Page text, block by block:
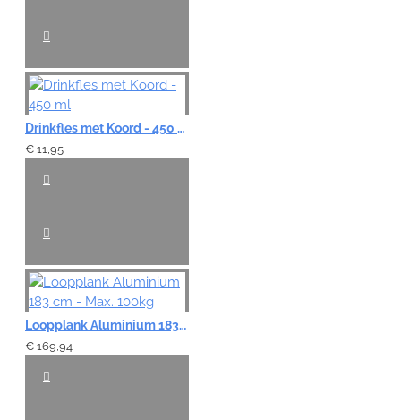
Drinkfles met Koord - 450 ml
€ 11,95
Loopplank Aluminium 183 cm - Max. 100kg
€ 169,94